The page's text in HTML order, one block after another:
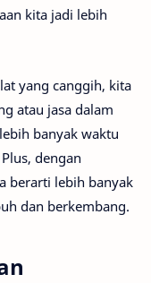
kita jadi lebih
yang canggih, kita
atau jasa dalam
banyak waktu
dengan
berarti lebih banyak
dan berkembang.